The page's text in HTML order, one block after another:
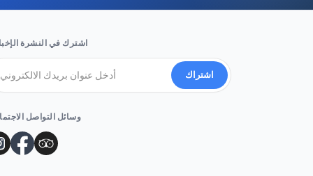
اشترك في النشرة
اشتراك
وسائل التواصل